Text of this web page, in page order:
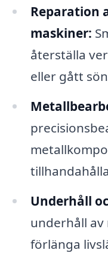
Reparation
maskiner:
återställa
eller gått
Underhåll
underhåll
förlänga